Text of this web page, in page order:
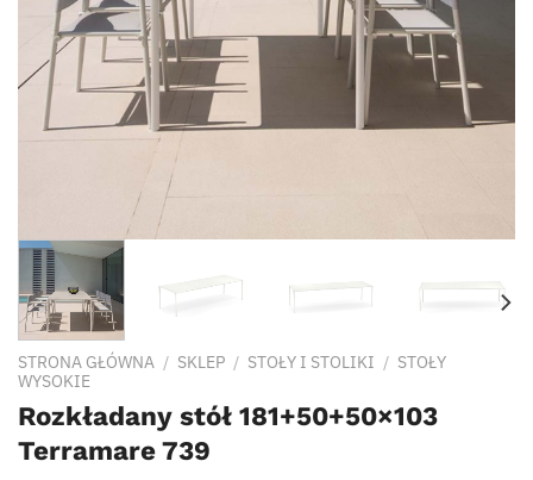
STRONA GŁÓWNA / SKLEP / STOŁY I STOLIKI / STOŁY
WYSOKIE
Rozkładany stół 181+50+50×103
Terramare 739